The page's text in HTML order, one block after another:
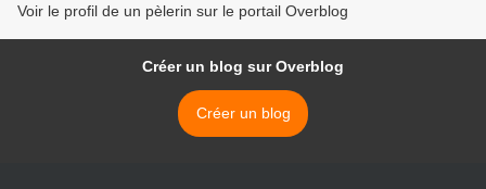
Voir le profil de un pèlerin sur le portail Overblog
Créer un blog sur Overblog
Créer un blog